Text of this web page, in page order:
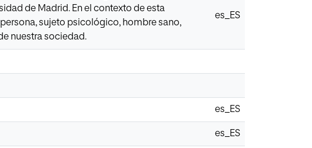
de Madrid. En el contexto de esta
sujeto psicológico, hombre sano,
nuestra sociedad.
es_ES
es_ES
es_ES